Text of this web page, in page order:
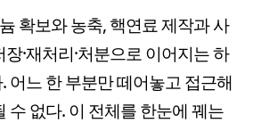
확보와 농축, 핵연료 제작과 사
·재처리·처분으로 이어지는 하
어느 한 부분만 떼어놓고 접근해
수 없다. 이 전체를 한눈에 꿰는